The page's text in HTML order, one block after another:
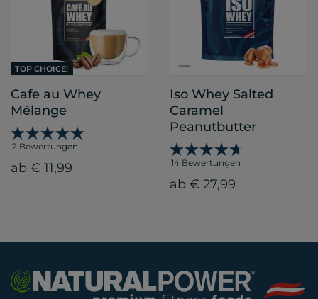
TOP CHOICE!
Cafe au Whey
Mélange
2 Bewertungen
ab € 11,99
Iso Whey Salted
Caramel
Peanutbutter
14 Bewertungen
ab € 27,99